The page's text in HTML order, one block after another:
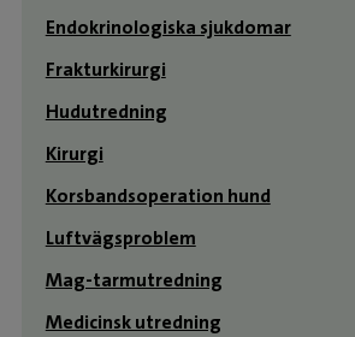
Endokrinologiska sjukdomar
Frakturkirurgi
Hudutredning
Kirurgi
Korsbandsoperation hund
Luftvägsproblem
Mag-tarmutredning
Medicinsk utredning